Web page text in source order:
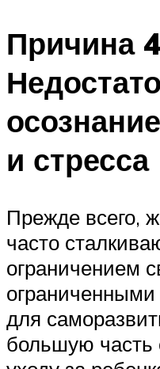
Причина
и стресса
Прежде всего,
часто
ограничением
для
большую часть